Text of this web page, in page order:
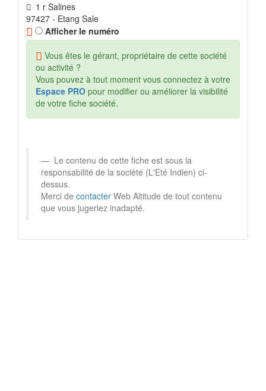
1 r Salines
97427 - Etang Sale
Afficher le numéro
Vous êtes le gérant, propriétaire de cette société
ou activité ?
Vous pouvez à tout moment vous connectez à votre
Espace PRO pour modifier ou améliorer la visibilité
de votre fiche société.
Le contenu de cette fiche est sous la
responsabilité de la société (L'Eté Indien) ci-
dessus.
Merci de contacter Web Altitude de tout contenu
que vous jugeriez inadapté.